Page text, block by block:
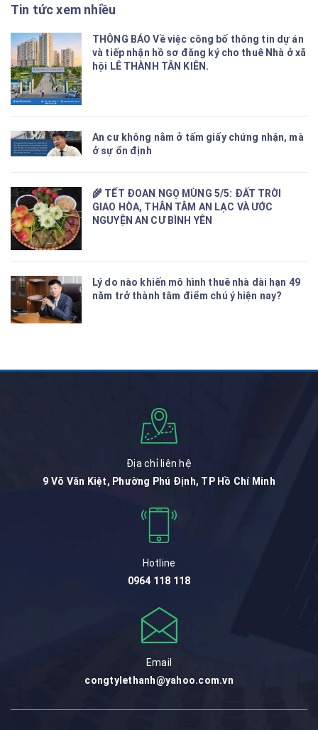
Tin tức xem nhiều
THÔNG BÁO Về việc công bố thông tin dự án
và tiếp nhận hồ sơ đăng ký cho thuê Nhà ở xã
hội LÊ THÀNH TÂN KIÊN.
An cư không nằm ở tấm giấy chứng nhận, mà
ở sự ổn định
🌾 TẾT ĐOAN NGỌ MÙNG 5/5: ĐẤT TRỜI
GIAO HÒA, THÂN TÂM AN LẠC VÀ ƯỚC
NGUYỆN AN CƯ BÌNH YÊN
Lý do nào khiến mô hình thuê nhà dài hạn 49
năm trở thành tâm điểm chú ý hiện nay?
Địa chỉ liên hệ
9 Võ Văn Kiệt, Phường Phú Định, TP Hồ Chí Minh
Hotline
0964 118 118
Email
congtylethanh@yahoo.com.vn